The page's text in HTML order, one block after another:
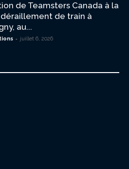
de Teamsters Canada à la
de train à
au...
- juillet 6, 2026